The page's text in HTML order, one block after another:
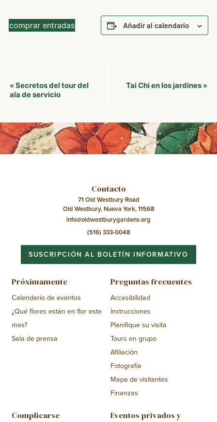
comprar entradas Añadir al calendario
Navegación
del
« Secretos del tour del
ala de servicio
Tai Chi en los jardines »
Contacto
71 Old Westbury Road
Old Westbury, Nueva York, 11568
info@oldwestburygardens.org
(516) 333-0048
SUSCRIPCIÓN AL BOLETÍN INFORMATIVO
Próximamente
Calendario de eventos
¿Qué flores están en flor este
mes?
Sala de prensa
Preguntas frecuentes
Accesibilidad
Instrucciones
Planifique su visita
Tours en grupo
Afiliación
Fotografía
Mapa de visitantes
Finanzas
Complicarse
Eventos privados y